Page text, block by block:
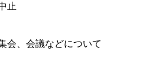
止
会、会議などについて